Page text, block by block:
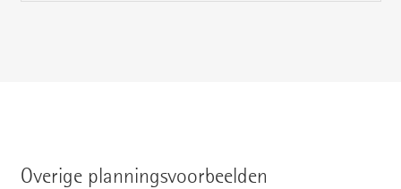
Overige planningsvoorbeelden